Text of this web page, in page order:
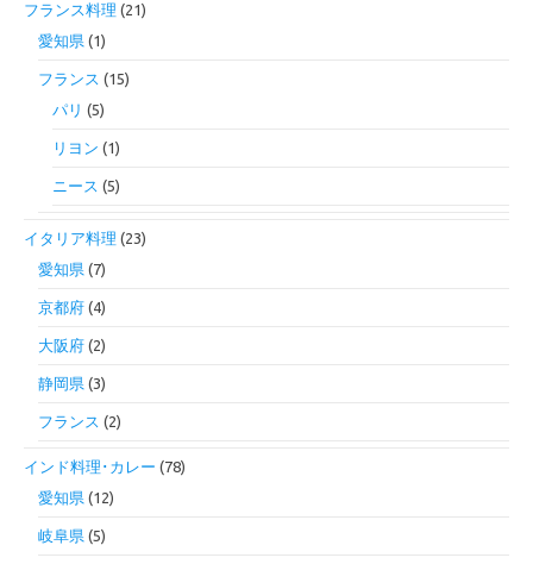
フランス料理 (21)
愛知県 (1)
フランス (15)
パリ (5)
リヨン (1)
ニース (5)
イタリア料理 (23)
愛知県 (7)
京都府 (4)
大阪府 (2)
静岡県 (3)
フランス (2)
インド料理･カレー (78)
愛知県 (12)
岐阜県 (5)